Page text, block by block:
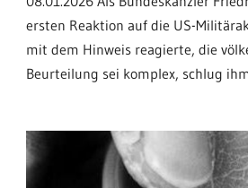
ersten Reaktion auf die US-
mit dem Hinweis reagierte, die
Beurteilung sei komplex, schlug